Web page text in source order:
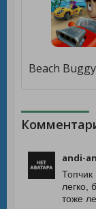
andi-
Топчик
легко,
тоже